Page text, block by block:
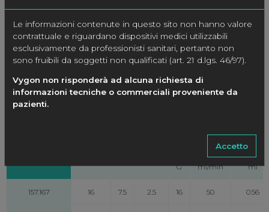
Le informazioni contenute in questo sito non hanno valore
contrattuale e riguardano dispositivi medici utilizzabili
esclusivamente da professionisti sanitari, pertanto non
sono fruibili da soggetti non qualificati (art. 21 d.lgs. 46/97).
Vygon non risponderà ad alcuna richiesta di
informazioni tecniche o commerciali proveniente da
pazienti.
Accetto
CONFEZIONE
SPECIFICHE
CODICE
G
Flusso
ml/min
Capacità
ml
157.167 16 7.5 2.5 16 50 0.56